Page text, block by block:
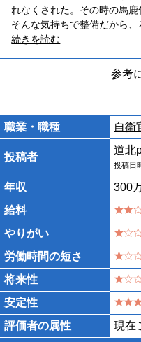
れなくされた。その時の馬鹿
そんな気持ちで整備だから
続きを読む
参考
職業・職種 自衛
投稿者
道北
投稿日
年収
300
給料
やりがい
労働時間の短さ
将来性
安定性
評価者の属性
現在